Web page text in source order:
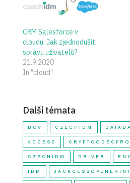
CRM Salesforce v
cloudu: Jak zjednodušit
správu uživatelů?
21.9.2020
In "cloud"
Další témata
BCV CZECHIDM
ACCESS
CZECHIDM DRIVER
IDM